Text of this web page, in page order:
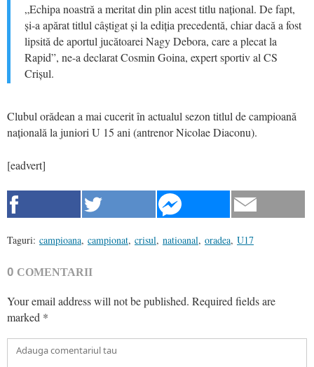
„Echipa noastră a meritat din plin acest titlu național. De fapt,
și-a apărat titlul câștigat și la ediția precedentă, chiar dacă a fost
lipsită de aportul jucătoarei Nagy Debora, care a plecat la
Rapid”, ne-a declarat Cosmin Goina, expert sportiv al CS
Crișul.
Clubul orădean a mai cucerit în actualul sezon titlul de campioană
națională la juniori U 15 ani (antrenor Nicolae Diaconu).
[eadvert]
Taguri: campioana, campionat, crisul, natioanal, oradea, U17
0 COMENTARII
Your email address will not be published. Required fields are
marked *